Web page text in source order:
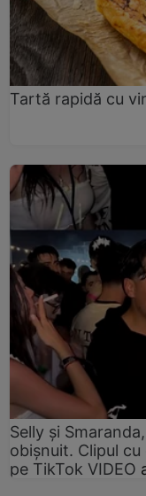
Tartă rapidă cu
Selly și
obișnuit. Clipul
pe TikTok VIDEO